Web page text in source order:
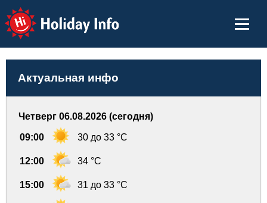
Holiday Info
Актуальная инфо
Четверг 06.08.2026 (сегодня)
09:00 30 до 33 °C
12:00 34 °C
15:00 31 до 33 °C